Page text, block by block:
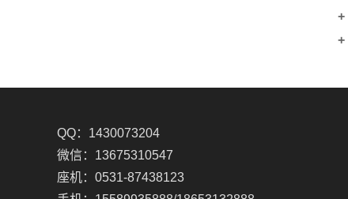
QQ：1430073204
微信：13675310547
座机：0531-87438123